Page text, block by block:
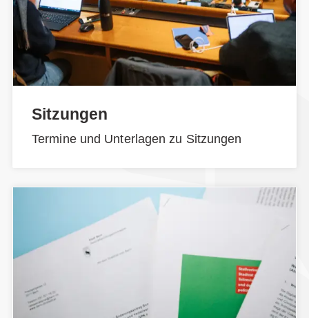
Sitzungen
Termine und Unterlagen zu Sitzungen